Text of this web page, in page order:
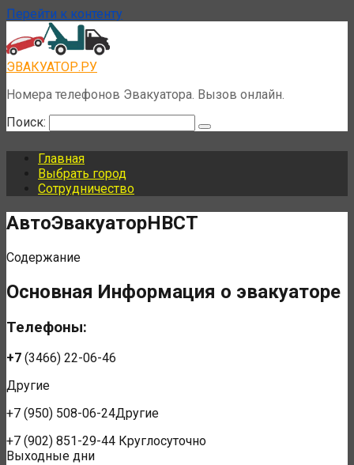
Перейти к контенту
ЭВАКУАТОР.РУ
Номера телефонов Эвакуатора. Вызов онлайн.
Поиск:
Главная
Выбрать город
Сотрудничество
АвтоЭвакуаторНВСТ
Содержание
Основная Информация о эвакуаторе
Телефоны:
+7 (3466) 22-06-46
Другие
+7 (950) 508-06-24Другие
+7 (902) 851-29-44 Круглосуточно
Выходные дни